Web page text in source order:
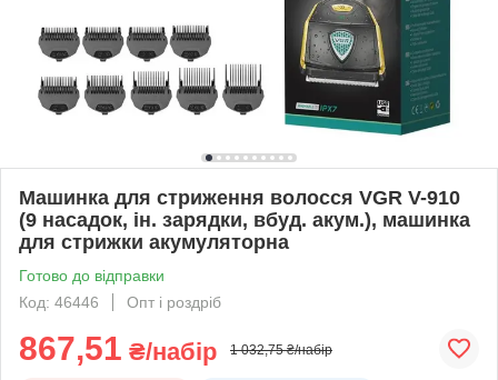
Машинка для стриження волосся VGR V-910
(9 насадок, ін. зарядки, вбуд. акум.), машинка
для стрижки акумуляторна
Готово до відправки
Код: 46446
Опт і роздріб
867,51 ₴/набір 1 032,75 ₴/набір